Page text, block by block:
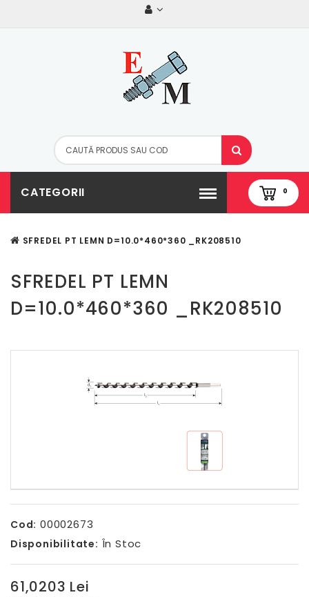
0
CATEGORII
SFREDEL PT LEMN D=10.0*460*360 _RK208510
SFREDEL PT LEMN
D=10.0*460*360 _RK208510
Cod: 00002673
Disponibilitate: În Stoc
61,0203 Lei